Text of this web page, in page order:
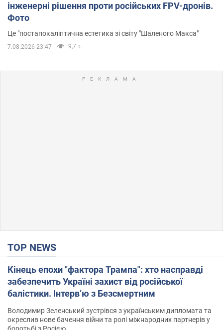
інженерні рішення проти російських FPV-дронів.
Фото
Це "постапокаліптична естетика зі світу "Шаленого Макса"
7.08.2026 23:47 9,7 т.
TOP NEWS
Кінець епохи "фактора Трампа": хто насправді
забезпечить Україні захист від російської
балістики. Інтерв’ю з Безсмертним
Володимир Зеленський зустрівся з українським дипломата та
окреслив нове бачення війни та ролі міжнародних партнерів у
боротьбі з Росією